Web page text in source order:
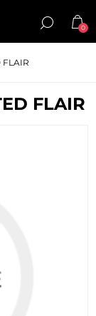
0
FLAIR
FLAIR